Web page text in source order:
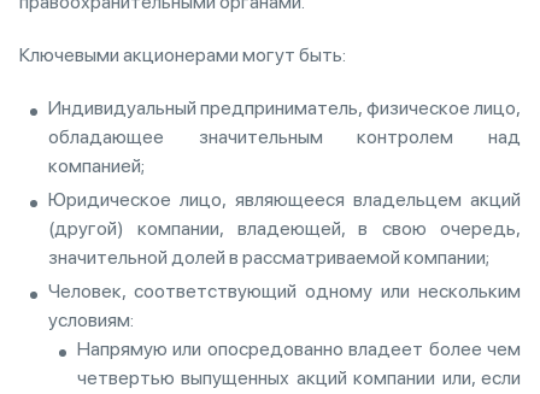
Ключевыми акционерами могут быть:
Индивидуальный предприниматель, физическое лицо,
обладающее значительным контролем над
компанией;
Юридическое лицо, являющееся владельцем акций
(другой) компании, владеющей, в свою очередь,
значительной долей в рассматриваемой компании;
Человек, соответствующий одному или нескольким
условиям:
Напрямую или опосредованно владеет более чем
четвертью выпущенных акций компании или, если